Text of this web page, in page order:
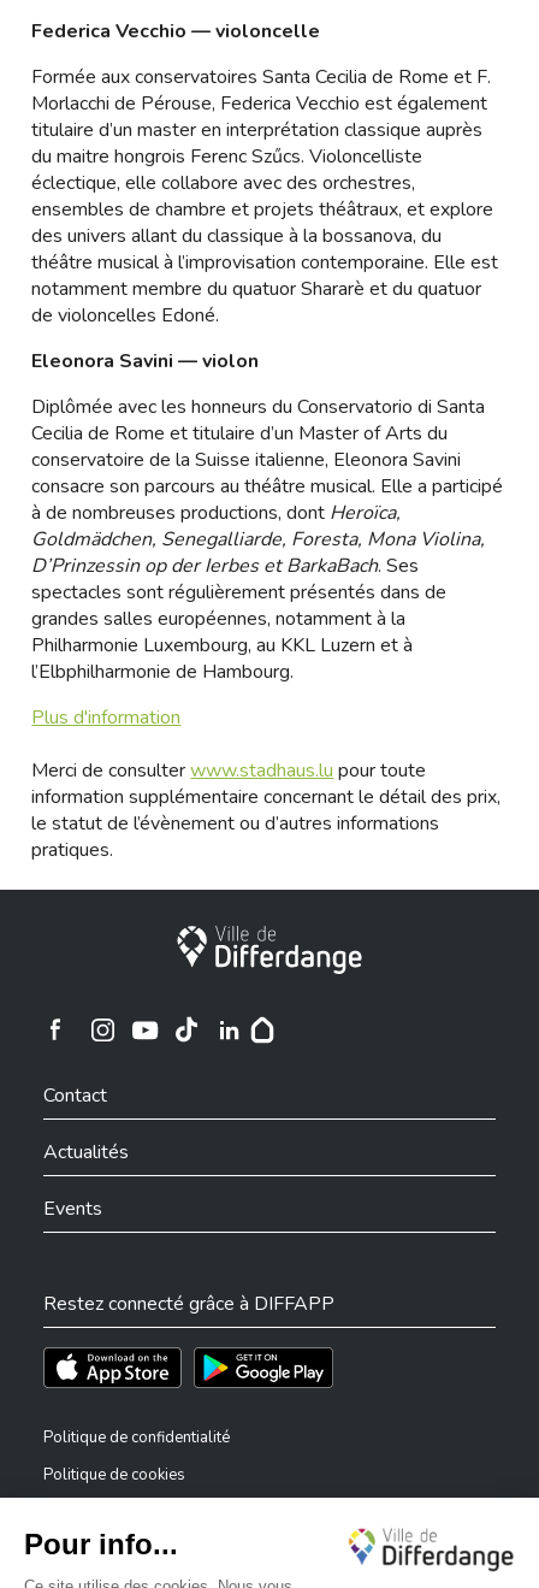
Federica Vecchio — violoncelle
Formée aux conservatoires Santa Cecilia de Rome et F.
Morlacchi de Pérouse, Federica Vecchio est également
titulaire d’un master en interprétation classique auprès
du maitre hongrois Ferenc Szűcs. Violoncelliste
éclectique, elle collabore avec des orchestres,
ensembles de chambre et projets théâtraux, et explore
des univers allant du classique à la bossanova, du
théâtre musical à l’improvisation contemporaine. Elle est
notamment membre du quatuor Shararè et du quatuor
de violoncelles Edoné.
Eleonora Savini — violon
Diplômée avec les honneurs du Conservatorio di Santa
Cecilia de Rome et titulaire d’un Master of Arts du
conservatoire de la Suisse italienne, Eleonora Savini
consacre son parcours au théâtre musical. Elle a participé
à de nombreuses productions, dont Heroïca,
Goldmädchen, Senegalliarde, Foresta, Mona Violina,
D’Prinzessin op der Ierbes et BarkaBach. Ses
spectacles sont régulièrement présentés dans de
grandes salles européennes, notamment à la
Philharmonie Luxembourg, au KKL Luzern et à
l’Elbphilharmonie de Hambourg.
Plus d'information
Merci de consulterwww.stadhaus.lu pour toute
information supplémentaire concernant le détail des prix,
le statut de l’évènement ou d’autres informations
pratiques.
Ville de Differdange
Ville de Differdange sur Instagram
Contact
Actualités
Events
Restez connecté grâce à DIFFAPP
Téléchargez l'app sur l'App StoreTéléchargez l'app sur Play Store
Politique de confidentialité
Politique de cookies
Déclaration d’accessibilité
✕